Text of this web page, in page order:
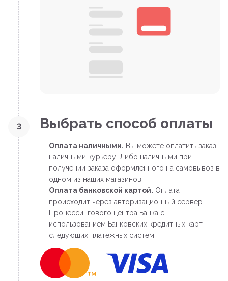
3 Выбрать способ оплаты
Оплата наличными. Вы можете оплатить заказ
наличными курьеру. Либо наличными при
получении заказа оформленного на самовывоз в
одном из наших магазинов.
Оплата банковской картой. Оплата
происходит через авторизационный сервер
Процессингового центра Банка с
использованием Банковских кредитных карт
следующих платежных систем: